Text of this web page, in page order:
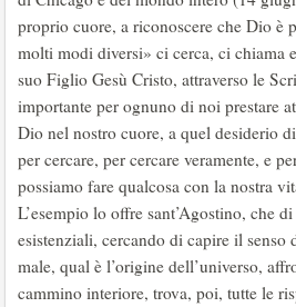
proprio cuore, a riconoscere che Dio è
molti modi diversi» ci cerca, ci chiama
suo Figlio Gesù Cristo, attraverso le
importante per ognuno di noi prestare
Dio nel nostro cuore, a quel desiderio
per cercare, per cercare veramente, e
possiamo fare qualcosa con la nostra
L’esempio lo offre sant’Agostino, che
esistenziali, cercando di capire il senso
male, qual è l’origine dell’universo,
cammino interiore, trova, poi, tutte le